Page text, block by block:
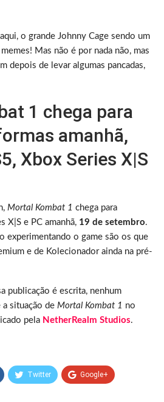
o grande Johnny Cage sendo um
Mas não é por nada não, mas
depois de levar algumas pancadas,
1 chega para
amanhã,
Xbox Series X|S
Mortal Kombat 1 chega para
X|S e PC amanhã, 19 de setembro.
experimentando o game são os que
e de Kolecionador ainda na pré-
publicação é escrita, nenhum
situação de Mortal Kombat 1 no
pela NetherRealm Studios.
Twitter Google+